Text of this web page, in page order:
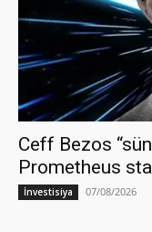
Ceff Bezos
Prometheus
İnvestisiya 07/08/2026